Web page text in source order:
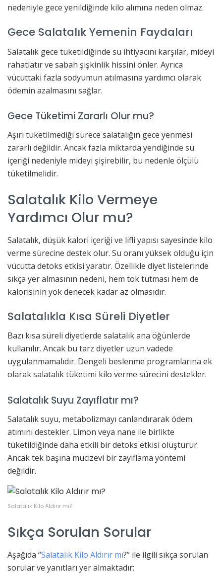
nedeniyle gece yenildiğinde kilo alımına neden olmaz.
Gece Salatalık Yemenin Faydaları
Salatalık gece tüketildiğinde su ihtiyacını karşılar, mideyi
rahatlatır ve sabah şişkinlik hissini önler. Ayrıca
vücuttaki fazla sodyumun atılmasına yardımcı olarak
ödemin azalmasını sağlar.
Gece Tüketimi Zararlı Olur mu?
Aşırı tüketilmediği sürece salatalığın gece yenmesi
zararlı değildir. Ancak fazla miktarda yendiğinde su
içeriği nedeniyle mideyi şişirebilir, bu nedenle ölçülü
tüketilmelidir.
Salatalık Kilo Vermeye
Yardımcı Olur mu?
Salatalık, düşük kalori içeriği ve lifli yapısı sayesinde kilo
verme sürecine destek olur. Su oranı yüksek olduğu için
vücutta detoks etkisi yaratır. Özellikle diyet listelerinde
sıkça yer almasının nedeni, hem tok tutması hem de
kalorisinin yok denecek kadar az olmasıdır.
Salatalıkla Kısa Süreli Diyetler
Bazı kısa süreli diyetlerde salatalık ana öğünlerde
kullanılır. Ancak bu tarz diyetler uzun vadede
uygulanmamalıdır. Dengeli beslenme programlarına ek
olarak salatalık tüketimi kilo verme sürecini destekler.
Salatalık Suyu Zayıflatır mı?
Salatalık suyu, metabolizmayı canlandırarak ödem
atımını destekler. Limon veya nane ile birlikte
tüketildiğinde daha etkili bir detoks etkisi oluşturur.
Ancak tek başına mucizevi bir zayıflama yöntemi
değildir.
Salatalık Kilo Aldırır mı?
Sıkça Sorulan Sorular
Aşağıda “Salatalık Kilo Aldırır mı?” ile ilgili sıkça sorulan
sorular ve yanıtları yer almaktadır: